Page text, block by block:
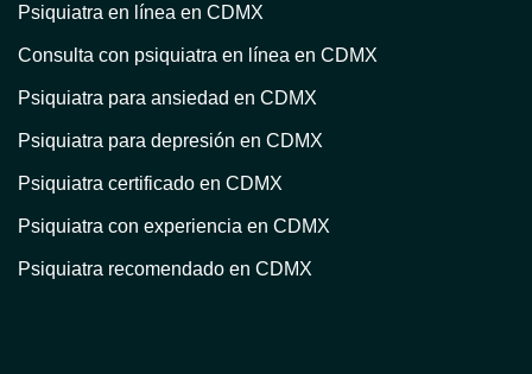
Psiquiatra en línea en CDMX
Consulta con psiquiatra en línea en CDMX
Psiquiatra para ansiedad en CDMX
Psiquiatra para depresión en CDMX
Psiquiatra certificado en CDMX
Psiquiatra con experiencia en CDMX
Psiquiatra recomendado en CDMX